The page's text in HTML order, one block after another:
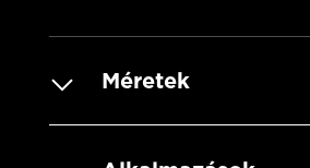
Méretek